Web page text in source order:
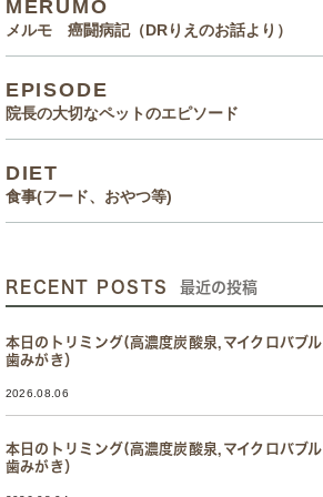
MERUMO
メルモ 癌闘病記（DRりえのお話より）
EPISODE
院長の大切なペットのエピソード
DIET
食事(フード、おやつ等)
RECENT POSTS 最近の投稿
本日のトリミング(高濃度炭酸泉,マイクロバブル,
歯みがき）
2026.08.06
本日のトリミング(高濃度炭酸泉,マイクロバブル,
歯みがき）